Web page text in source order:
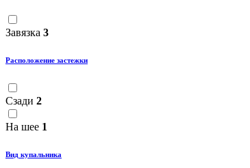
Завязка 3
Расположение застежки
Сзади 2
На шее 1
Вид купальника